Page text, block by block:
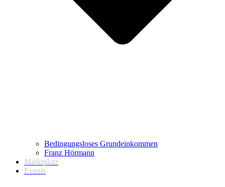
Bedingungsloses Grundeinkommen
Franz Hörmann
Marktplatz
Events